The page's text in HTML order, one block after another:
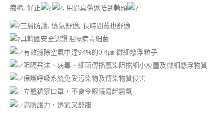
痴嘴, 好正
, 用過真係返唔到轉頭
三層防護, 透氣舒適, 長時間戴也舒適
具韓國安全認證阻隔病毒細菌
有效濾除空氣中達94%的0.4㎛ 微細懸浮粒子
阻隔飛沫、病毒、細菌傳播感染阻擋細小灰塵及微細懸浮物質
保護呼吸系統免受污染物及傳染物質侵害
立體鎖緊口罩，不會令眼鏡易起霧氣
高防護力，透氣又舒服